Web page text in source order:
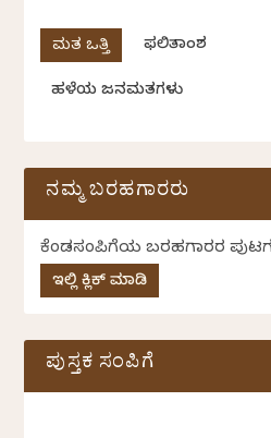
ಫಲಿತಾಂಶ
ಹಳೆಯ ಜನಮತಗಳು
ನಮ್ಮ ಬರಹಗಾರರು
ಕೆಂಡಸಂಪಿಗೆಯ ಬರಹಗಾರರ
ಇಲ್ಲಿ ಕ್ಲಿಕ್ ಮಾಡಿ
ಪುಸ್ತಕ ಸಂಪಿಗೆ